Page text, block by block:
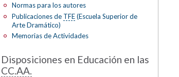
Normas para los autores
Publicaciones de TFE(Escuela Superior de
Arte Dramático)
Memorias de Actividades
Disposiciones en Educación en las
CC.AA.